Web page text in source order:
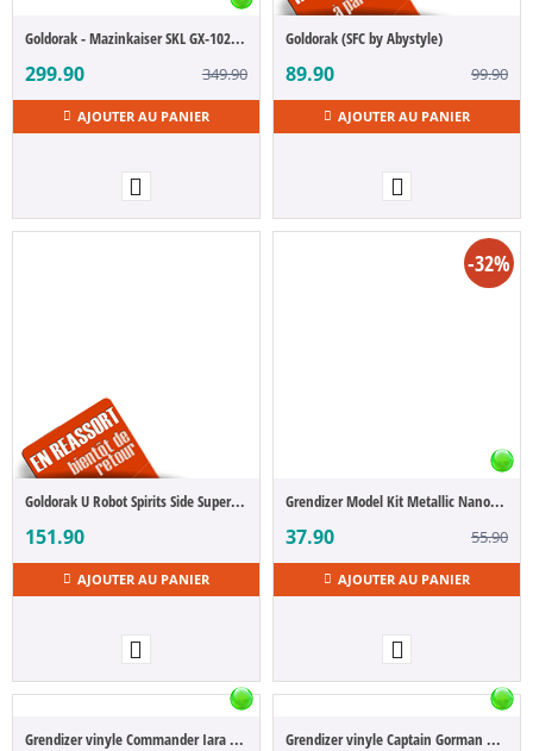
Goldorak - Mazinkaiser SKL GX-102 (Soul of Chogokin)
299.90 349.90
AJOUTER AU PANIER
Goldorak (SFC by Abystyle)
89.90 99.90
AJOUTER AU PANIER
Goldorak U Robot Spirits Side Super Mazinger X & Jet Scrander X 15 cm
151.90
AJOUTER AU PANIER
-32%
Grendizer Model Kit Metallic Nano Puzzle Grendizer U 14 cm
37.90 55.90
AJOUTER AU PANIER
Grendizer vinyle Commander Iara 23 cm Grendizer vinyle Captain Gorman 25 cm